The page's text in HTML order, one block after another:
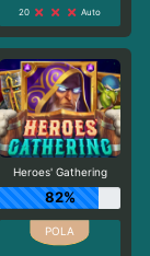
20
Auto
Heroes' Gathering
82%